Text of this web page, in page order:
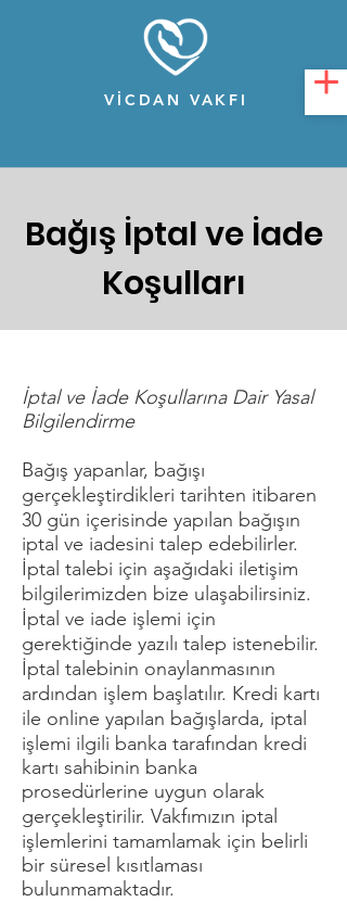
VİCDAN VAKFI
Bağış İptal ve İade
Koşulları
İptal ve İade Koşullarına Dair Yasal
Bilgilendirme
Bağış yapanlar, bağışı
gerçekleştirdikleri tarihten itibaren
30 gün içerisinde yapılan bağışın
iptal ve iadesini talep edebilirler.
İptal talebi için aşağıdaki iletişim
bilgilerimizden bize ulaşabilirsiniz.
İptal ve iade işlemi için
gerektiğinde yazılı talep istenebilir.
İptal talebinin onaylanmasının
ardından işlem başlatılır. Kredi kartı
ile online yapılan bağışlarda, iptal
işlemi ilgili banka tarafından kredi
kartı sahibinin banka
prosedürlerine uygun olarak
gerçekleştirilir. Vakfımızın iptal
işlemlerini tamamlamak için belirli
bir süresel kısıtlaması
bulunmamaktadır.